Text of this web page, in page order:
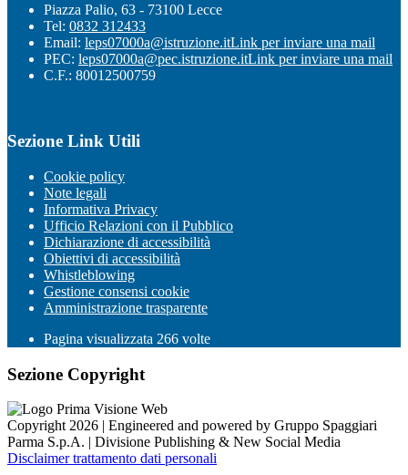
Piazza Palio, 63 - 73100 Lecce
Tel: 0832 312433
Email: leps07000a@istruzione.itLink per inviare una mail
PEC: leps07000a@pec.istruzione.itLink per inviare una mail
C.F.: 80012500759
Sezione Link Utili
Cookie policy
Note legali
Informativa Privacy
Ufficio Relazioni con il Pubblico
Dichiarazione di accessibilità
Obiettivi di accessibilità
Whistleblowing
Gestione consensi cookie
Amministrazione trasparente
Pagina visualizzata 266 volte
Sezione Copyright
Copyright 2026 | Engineered and powered by Gruppo Spaggiari
Parma S.p.A. | Divisione Publishing & New Social Media
Disclaimer trattamento dati personali